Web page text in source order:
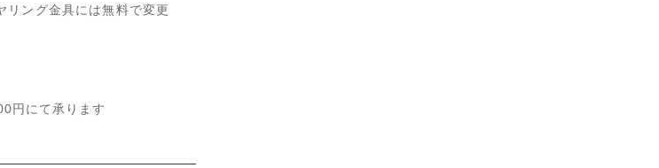
ング金具には無料で変更
円にて承ります